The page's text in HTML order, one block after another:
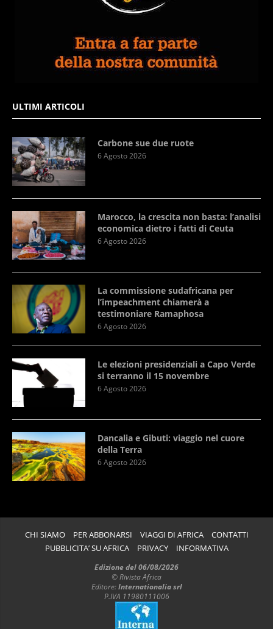
ULTIMI ARTICOLI
Carbone sue due ruote
6 Agosto 2026
Marocco, la crescita non basta: l’analisi
economica dietro i fatti di Ceuta
6 Agosto 2026
La commissione sudafricana per
l’impeachment chiamerà a
testimoniare Ramaphosa
6 Agosto 2026
Le elezioni presidenziali a Capo Verde
si terranno il 15 novembre
6 Agosto 2026
Dancalia e Gibuti: viaggio nel cuore
della Terra
6 Agosto 2026
CHI SIAMO PER ABBONARSI VIAGGI DI AFRICA
CONTATTI
PUBBLICITA’ SU AFRICA
PRIVACY
INFORMATIVA
Edizione del 06/08/2026
© Rivista Africa
Editore:Internationalia srl
P.IVA 11980111006